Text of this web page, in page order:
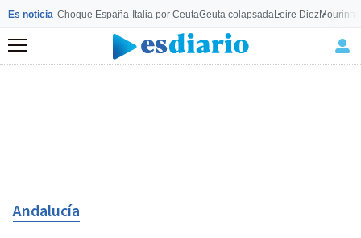
Es noticia Choque España-Italia por CeutaCeuta colapsadaLeire Diez
Menú
Andalucía